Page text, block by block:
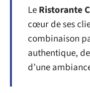
LeRistorante
cœur de ses
combinaison
authentique,
d’une